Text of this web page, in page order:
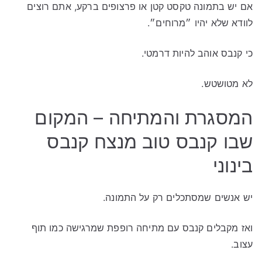
אם יש בתמונה טקסט קטן או פרצופים ברקע, אתם רוצים
לוודא שלא יהיו ״מרוחים״.
כי קנבס אוהב להיות דרמטי.
לא מטושטש.
המסגרת והמתיחה – המקום
שבו קנבס טוב מנצח קנבס
בינוני
יש אנשים שמסתכלים רק על התמונה.
ואז מקבלים קנבס עם מתיחה רופפת שמרגישה כמו תוף
עצוב.